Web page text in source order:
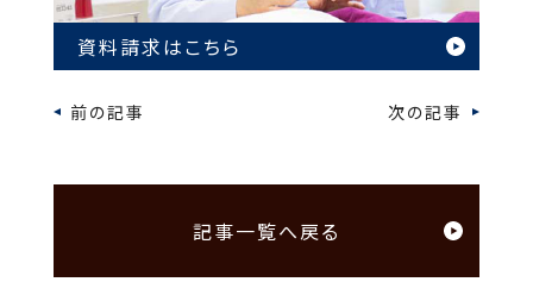
資料請求はこちら
前の記事 次の記事
記事一覧へ戻る